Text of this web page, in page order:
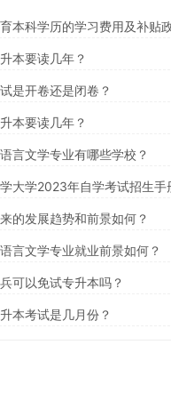
本科学历的学习费用及补贴
本要读几年？
是开卷还是闭卷？
本要读几年？
言文学专业有哪些学校？
大学2023年自学考试招生手
的发展趋势和前景如何？
言文学专业就业前景如何？
可以免试专升本吗？
升本考试是几月份？